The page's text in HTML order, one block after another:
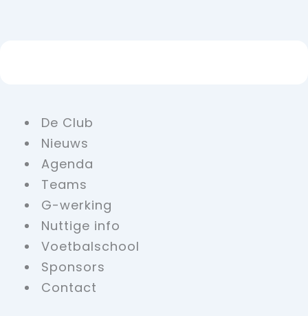
De Club
Nieuws
Agenda
Teams
G-werking
Nuttige info
Voetbalschool
Sponsors
Contact